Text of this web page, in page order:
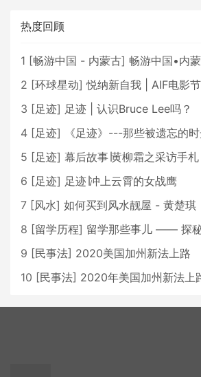
热度回顾
1 [畅游中国 - 内蒙古] 畅游中国•内蒙古
2 [环球星动] 悦纳新自我 | AIF电影节
3 [足迹] 足迹 | 认识Bruce Lee吗？
4 [足迹]
《足迹》---那些被遗忘的
5 [足迹] 幕后故事∣黄柳霜之采访手札
6 [足迹] 足迹∣冲上云霄的女战鹰
7 [风水] 如何买到风水靓屋 - 黄楚琪
8 [留学历程] 留学那些事儿 —— 探秘加州理工学
9 [民事法] 2020美国加州新法上路
10 [民事法] 2020年美国加州新法上